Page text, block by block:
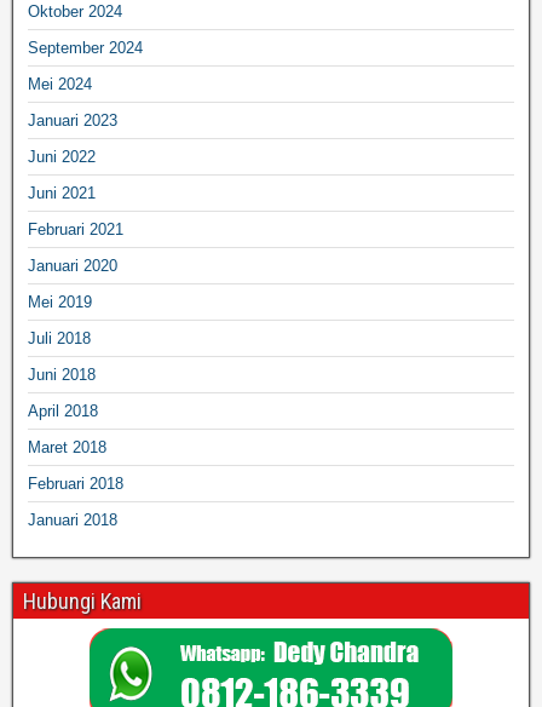
Oktober 2024
September 2024
Mei 2024
Januari 2023
Juni 2022
Juni 2021
Februari 2021
Januari 2020
Mei 2019
Juli 2018
Juni 2018
April 2018
Maret 2018
Februari 2018
Januari 2018
Hubungi Kami